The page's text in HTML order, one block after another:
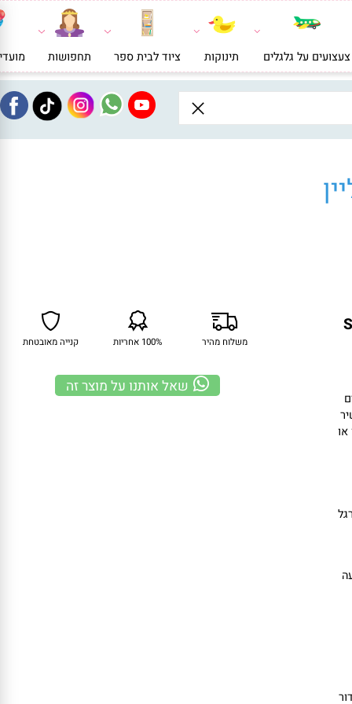
על גלגלים תינוקות ציוד לבית ספר תחפושות
שאל אותנו על מוצר זה